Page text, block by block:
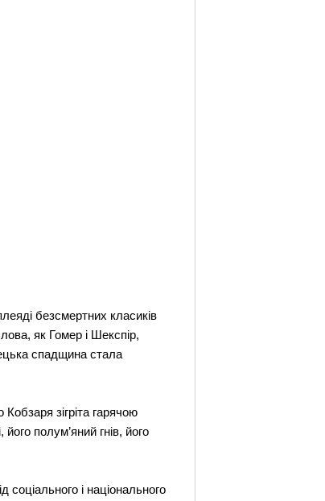
безсмертних класиків
як Гомер і Шекспір,
спадщина стала
зігріта гарячою
полум’яний гнів, його
соціального і національного